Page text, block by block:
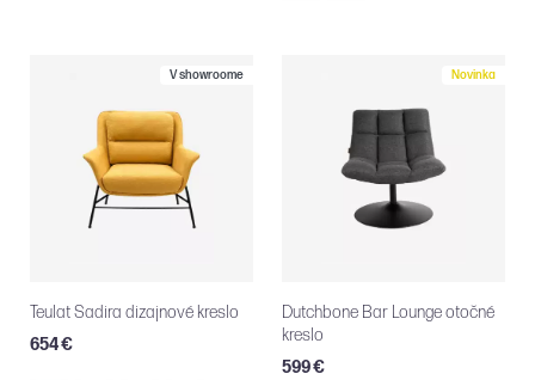
V showroome
Teulat Sadira dizajnové kreslo
654 €
Novinka
Dutchbone Bar Lounge otočné
kreslo
599 €